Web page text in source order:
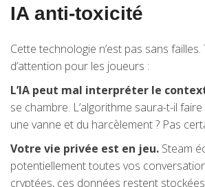
IA anti-toxicité
Cette technologie n’est pas sans
d’attention pour les joueurs :
L’IA peut mal interpréter le
se chambre. L’algorithme saura-t-il
une vanne et du harcèlement ? Pas
Votre vie privée est en jeu. Steam
potentiellement toutes vos
cryptées, ces données restent